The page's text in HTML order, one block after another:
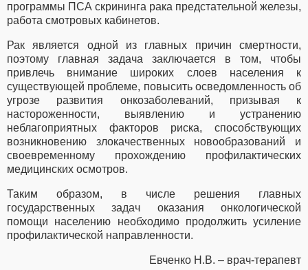
программы ПСА скрининга рака предстательной железы,
работа смотровых кабинетов.
Рак является одной из главных причин смертности,
поэтому главная задача заключается в том, чтобы
привлечь внимание широких слоев населения к
существующей проблеме, повысить осведомленность об
угрозе развития онкозаболеваний, призывая к
настороженности, выявлению и устранению
неблагоприятных факторов риска, способствующих
возникновению злокачественных новообразований и
своевременному прохождению профилактических
медицинских осмотров.
Таким образом, в числе решения главных
государственных задач оказания онкологической
помощи населению необходимо продолжить усиление
профилактической направленности.
Евченко Н.В. – врач-терапевт